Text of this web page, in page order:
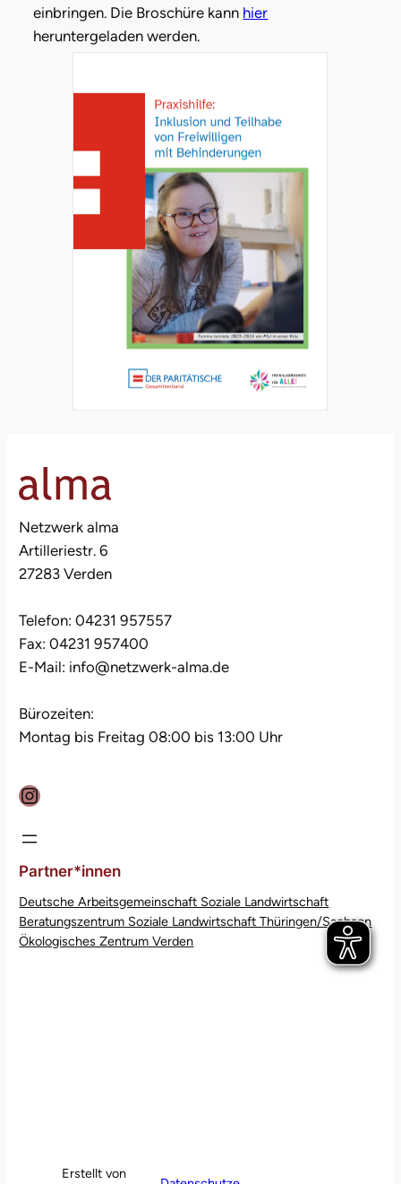
einbringen. Die Broschüre kann hier
heruntergeladen werden.
Netzwerk alma
Artilleriestr. 6
27283 Verden
Telefon: 04231 957557
Fax: 04231 957400
E-Mail: info@netzwerk-alma.de
Bürozeiten:
Montag bis Freitag 08:00 bis 13:00 Uhr
Instagram
Partner*innen
Deutsche Arbeitsgemeinschaft Soziale Landwirtschaft
Beratungszentrum Soziale Landwirtschaft Thüringen/Sachsen
Ökologisches Zentrum Verden
Erstellt von